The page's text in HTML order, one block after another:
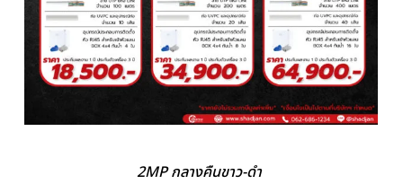
2MP กลางคืนขาว-ดำ